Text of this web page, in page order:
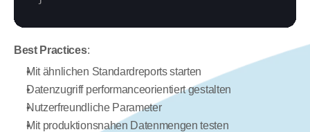
Best Practices:
Mit ähnlichen Standardreports starten
Datenzugriff performanceorientiert gestalten
Nutzerfreundliche Parameter
Mit produktionsnahen Datenmengen testen